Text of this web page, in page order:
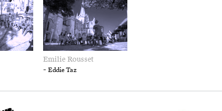
Emilie Rousset
-Eddie Taz